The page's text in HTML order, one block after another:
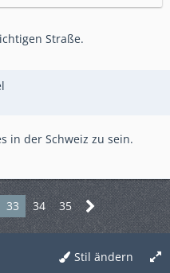
Straße.
in der Schweiz zu sein.
33 34 35
Stil ändern